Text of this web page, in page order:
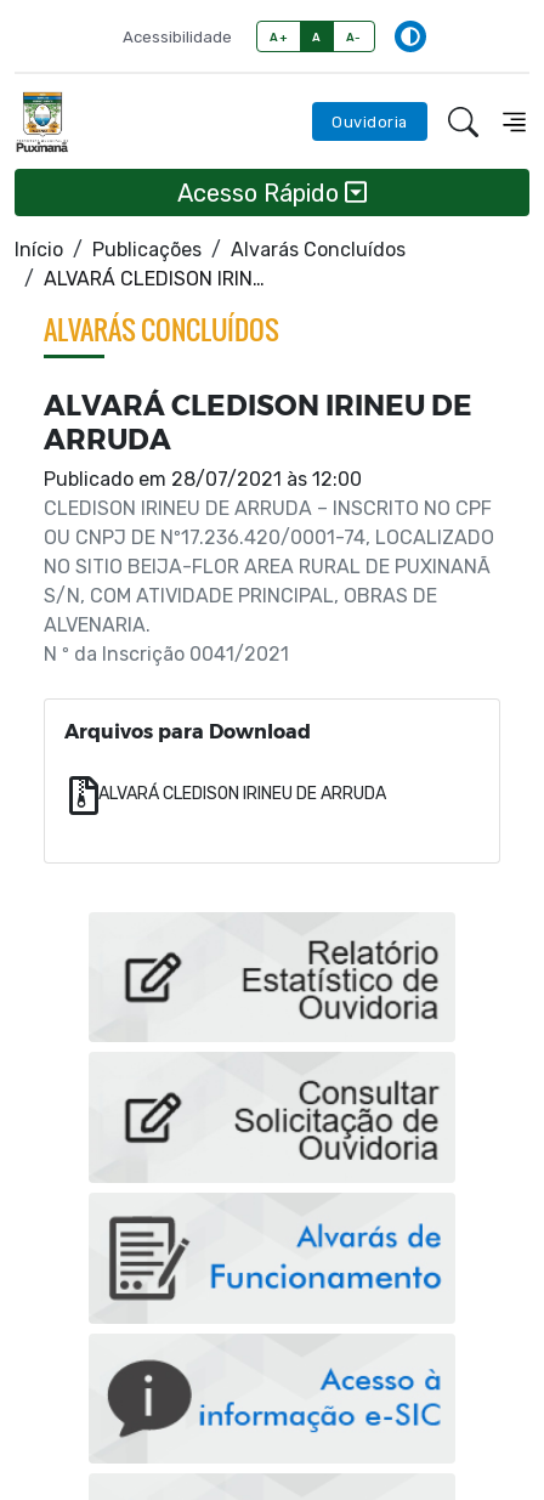
Acessibilidade A+ A A-
Ouvidoria
Acesso Rápido
Início Publicações
Alvarás Concluídos
ALVARÁ CLEDISON IRINEU DE ARRUDA
ALVARÁS CONCLUÍDOS
ALVARÁ CLEDISON IRINEU DE
ARRUDA
Publicado em 28/07/2021 às 12:00
CLEDISON IRINEU DE ARRUDA – INSCRITO NO CPF
OU CNPJ DE Nº17.236.420/0001-74, LOCALIZADO
NO SITIO BEIJA-FLOR AREA RURAL DE PUXINANÃ
S/N, COM ATIVIDADE PRINCIPAL, OBRAS DE
ALVENARIA.
N º da Inscrição 0041/2021
Arquivos para Download
ALVARÁ CLEDISON IRINEU DE ARRUDA